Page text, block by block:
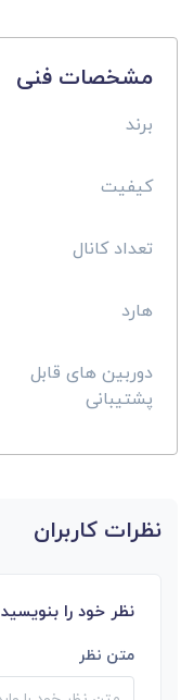
مشخصات فنی
برند
کیفیت
تعداد کانال
هارد
دوربین های قابل
پشتیبانی
نظرات کاربران
نظر خود را بنویسید
متن نظر